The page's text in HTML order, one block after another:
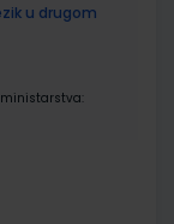
u drugom